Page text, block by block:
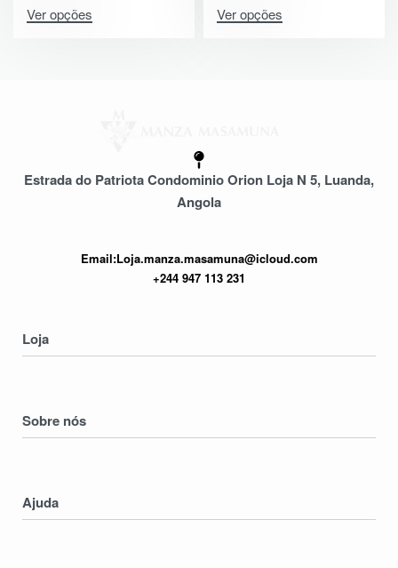
Ver opções Ver opções
Estrada do Patriota Condominio Orion Loja N 5, Luanda,
Angola
Email:Loja.manza.masamuna@icloud.com
+244 947 113 231
Loja
Mulheres
Crianças
Sobre nós
Contatos
Ajuda